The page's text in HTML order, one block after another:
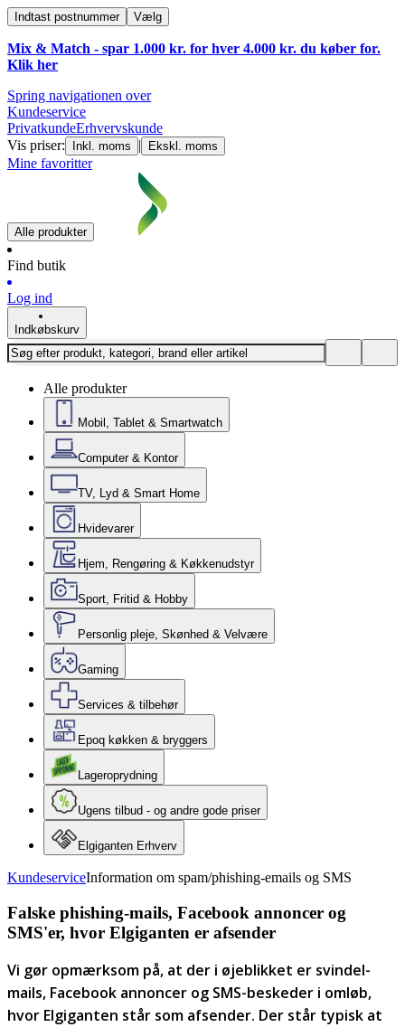
Indtast postnummer Vælg
Mix & Match - spar 1.000 kr. for hver 4.000 kr. du køber for.
Klik her
Spring navigationen over
Kundeservice
PrivatkundeErhvervskunde
Vis priser:
Inkl. moms | Ekskl. moms
Mine favoritter
Alle produkter
Find butik
Log ind
Indkøbskurv
Alle produkter
Mobil, Tablet & Smartwatch
Computer & Kontor
TV, Lyd & Smart Home
Hvidevarer
Hjem, Rengøring & Køkkenudstyr
Sport, Fritid & Hobby
Personlig pleje, Skønhed & Velvære
Gaming
Services & tilbehør
Epoq køkken & bryggers
Lageroprydning
Ugens tilbud - og andre gode priser
Elgiganten Erhverv
KundeserviceInformation om spam/phishing-emails og SMS
Falske phishing-mails, Facebook annoncer og
SMS'er, hvor Elgiganten er afsender
Vi gør opmærksom på, at der i øjeblikket er svindel-
mails, Facebook annoncer og SMS-beskeder i omløb,
hvor Elgiganten står som afsender. Der står typisk at